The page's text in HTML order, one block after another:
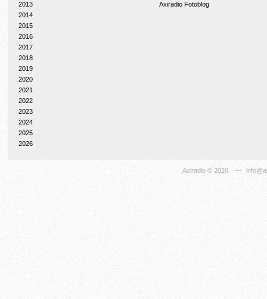
2013
2014
2015
2016
2017
2018
2019
2020
2021
2022
2023
2024
2025
2026
Axiradio Fotoblog
Axiradio© 2026 —